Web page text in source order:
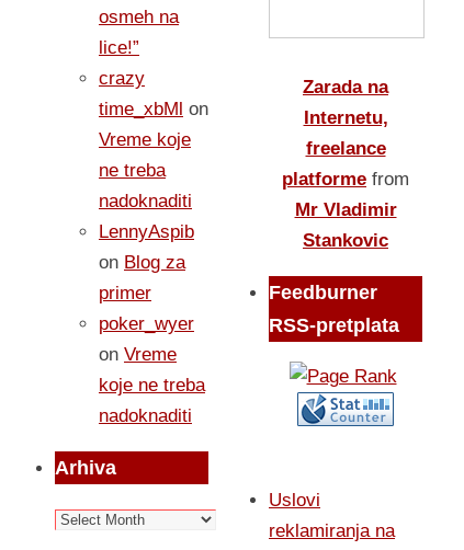
osmeh na
lice!”
crazy
time_xbMl on
Vreme koje
ne treba
nadoknaditi
LennyAspib
on Blog za
primer
poker_wyer
on Vreme
koje ne treba
nadoknaditi
Arhiva
Arhiva
Zarada na
Internetu,
freelance
platforme from
Mr Vladimir
Stankovic
Feedburner
RSS-pretplata
Uslovi
reklamiranja na